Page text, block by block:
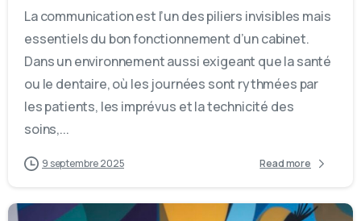
La communication est l’un des piliers invisibles mais
essentiels du bon fonctionnement d’un cabinet.
Dans un environnement aussi exigeant que la santé
ou le dentaire, où les journées sont rythmées par
les patients, les imprévus et la technicité des
soins,...
9 septembre 2025 Read more